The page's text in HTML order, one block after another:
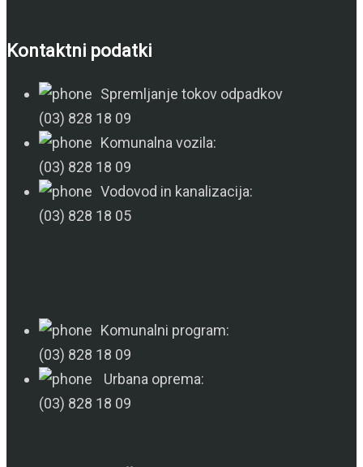
Kontaktni podatki
Spremljanje tokov odpadkov
(03) 828 18 09
Komunalna vozila:
(03) 828 18 09
Vodovod in kanalizacija:
(03) 828 18 05
Komunalni program:
(03) 828 18 09
Urbana oprema:
(03) 828 18 09